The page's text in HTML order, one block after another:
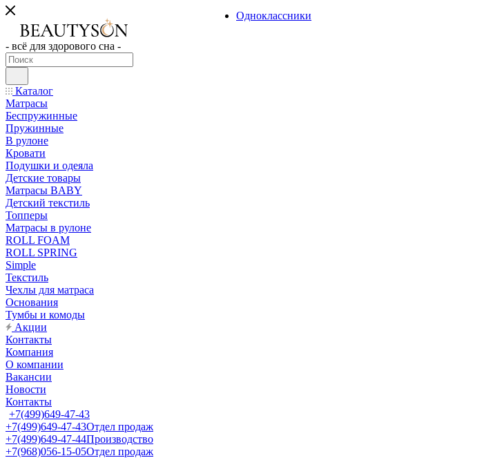
- всё для здорового сна -
Каталог
Матрасы
Беспружинные
Пружинные
В рулоне
Кровати
Подушки и одеяла
Детские товары
Матрасы BABY
Детский текстиль
Топперы
Матрасы в рулоне
ROLL FOAM
ROLL SPRING
Simple
Текстиль
Чехлы для матраса
Основания
Тумбы и комоды
Акции
Контакты
Компания
О компании
Вакансии
Новости
Контакты
+7(499)649-47-43
+7(499)649-47-43Отдел продаж
+7(499)649-47-44Производство
+7(968)056-15-05Отдел продаж
Одноклассники